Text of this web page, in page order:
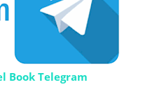
Book Telegram